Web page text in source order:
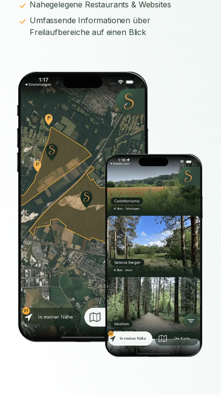
Nahegelegene Restaurants & Websites
Umfassende Informationen über
Freilaufbereiche auf einen Blick